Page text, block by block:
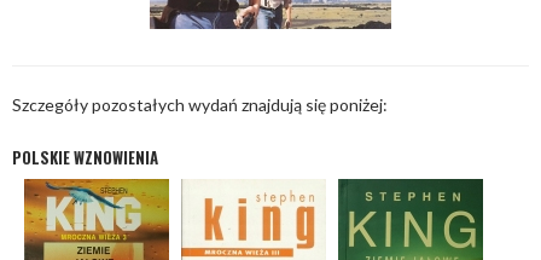
Szczegóły pozostałych wydań znajdują się poniżej:
POLSKIE WZNOWIENIA